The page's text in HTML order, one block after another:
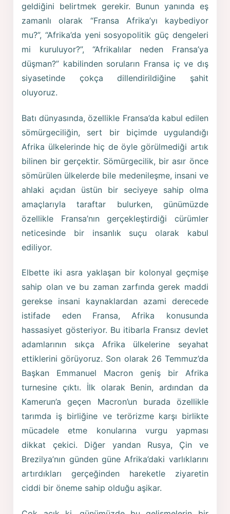
geldiğini belirtmek gerekir. Bunun yanında eş
zamanlı olarak “Fransa Afrika’yı kaybediyor
mu?”, “Afrika’da yeni sosyopolitik güç dengeleri
mi kuruluyor?”, “Afrikalılar neden Fransa’ya
düşman?” kabilinden soruların Fransa iç ve dış
siyasetinde çokça dillendirildiğine şahit
oluyoruz.
Batı dünyasında, özellikle Fransa’da kabul edilen
sömürgeciliğin, sert bir biçimde uygulandığı
Afrika ülkelerinde hiç de öyle görülmediği artık
bilinen bir gerçektir. Sömürgecilik, bir asır önce
sömürülen ülkelerde bile medenileşme, insani ve
ahlaki açıdan üstün bir seciyeye sahip olma
amaçlarıyla taraftar bulurken, günümüzde
özellikle Fransa’nın gerçekleştirdiği cürümler
neticesinde bir insanlık suçu olarak kabul
ediliyor.
Elbette iki asra yaklaşan bir kolonyal geçmişe
sahip olan ve bu zaman zarfında gerek maddi
gerekse insani kaynaklardan azami derecede
istifade eden Fransa, Afrika konusunda
hassasiyet gösteriyor. Bu itibarla Fransız devlet
adamlarının sıkça Afrika ülkelerine seyahat
ettiklerini görüyoruz. Son olarak 26 Temmuz’da
Başkan Emmanuel Macron geniş bir Afrika
turnesine çıktı. İlk olarak Benin, ardından da
Kamerun’a geçen Macron’un burada özellikle
tarımda iş birliğine ve terörizme karşı birlikte
mücadele etme konularına vurgu yapması
dikkat çekici. Diğer yandan Rusya, Çin ve
Brezilya’nın günden güne Afrika’daki varlıklarını
artırdıkları gerçeğinden hareketle ziyaretin
ciddi bir öneme sahip olduğu aşikar.